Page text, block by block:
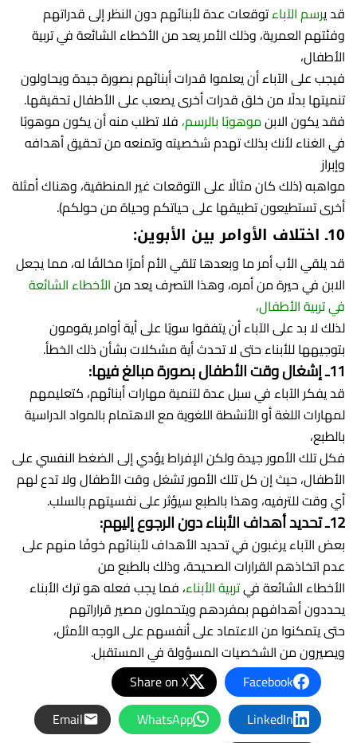
قد يرسم الآباءتوقعات عدة لأبنائهم دون النظر إلى قدراتهم
وفئتهم العمرية، وذلك الأمر يعد من الأخطاء الشائعة في تربية
الأطفال،
فيجب على الآباء أن يعلموا قدرات أبنائهم بصورة جيدة ويحاولون
تنميتها بدلًا من خلق قدرات أخرى يصعب على الأطفال تحقيقها.
فقد يكون الابنموهوبًا بالرسم، فلا تطلب منه أن يكون موهوبًا
في الغناء لأنك بذلك تهدم شخصيته وتمنعه من تحقيق أهدافه
وإبراز
مواهبه (ذلك كان مثالًا على التوقعات غير المنطقية، وهناك أمثلة
أخرى تستطيعون تطبيقها على حياتكم وحياة من حولكم).
10ـ اختلاف الأوامر بين الأبوين:
قد يلقي الأب أمر ما وبعدها تلقي الأم أمرًا مخالفًا له، مما يجعل
الابن في حيرة من أمره، وهذا التصرف يعد منالأخطاء الشائعة
في تربية الأطفال،
لذلك لا بد على الآباء أن يتفقوا سويًا على أية أوامر يقومون
بتوجيهها للأبناء حتى لا تحدث أية مشكلات بشأن ذلك الخطأ.
11ـ إشغال وقت الأطفال بصورة مبالغ فيها:
قد يفكر الآباء في سبل عدة لتنمية مهارات أبنائهم، كتعليمهم
لمهارات اللغة أو الأنشطة اللغوية مع الاهتمام بالمواد الدراسية
بالطبع،
فكل تلك الأمور جيدة ولكن الإفراط يؤدي إلى الضغط النفسي على
الأطفال، حيث إن كل تلك الأمور تشغل وقت الأطفال ولا تدع لهم
أي وقت للترفيه، وهذا بالطبع سيؤثر على نفسيتهم بالسلب.
12ـ تحديد أهداف الأبناء دون الرجوع إليهم:
بعض الآباء يرغبون في تحديد الأهداف لأبنائهم خوفًا منهم على
عدم اتخاذهم القرارات الصحيحة، وذلك بالطبع من
الأخطاء الشائعة فيتربية الأبناء، فما يجب فعله هو ترك الأبناء
يحددون أهدافهم بمفردهم ويتحملون مصير قراراتهم
حتى يتمكنوا من الاعتماد على أنفسهم على الوجه الأمثل،
ويصيرون من الشخصيات المسؤولة في المستقبل.
Facebook
Share on X
LinkedIn
WhatsApp
Email